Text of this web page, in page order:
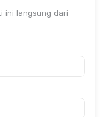
ini langsung dari